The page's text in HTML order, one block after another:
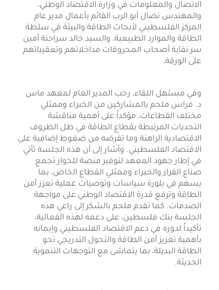
الاتصال والمعلومات في وزارة الاقتصاد الوطني،
والمهندس نضال أبو الرب القائم بأعمال مدير عام
المركز الفلسطيني لأبحاث الطاقة والبيئة في سلطة
الطاقة والموارد الطبيعية، والسيد خالد سراحنة أمين
سر نقابة أصحاب المحروقات مداخلاتهم وتعقيباتهم
على الورقة.
وفي مستهل اللقاء، رحب المدير العام لمعهد ماس
د. فراس ملحم بالمشاركين من الخبراء وممثلي
مختلف القطاعات، مؤكداً على أهمية مناقشة
التحديات المرتبطة بقطاع الطاقة في ظل الظروف
الاقتصادية الراهنة وما تفرضه من ضغوط إضافية على
الاقتصاد الفلسطيني. وأشار إلى أن هذه الجلسة تأتي
في إطار جهود المعهد لتوفير منصة للحوار تجمع
صناع القرار والخبراء وممثلي القطاع الخاص، بما
يسهم في بلورة سياسات وتوصيات عملية تعزز أمن
الطاقة وترفع قدرة الاقتصاد الوطني على مواجهة
الصدمات. كما تقدم ملحم بالشكر إلى راعي هذه
الجلسة بنك فلسطين، على دعمه لهذه الفعالية،
تأكيداً لدوره في دعم الاقتصاد الفلسطيني وإيمانه
بأهمية تعزيز أمن الطاقة والتحول التدريجي نحو
الطاقة البديلة، بما يتماشى مع التوجهات التنموية
الحديثة.